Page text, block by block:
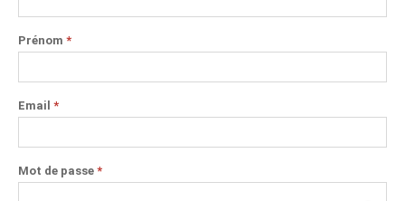
Prénom *
Email *
Mot de passe *